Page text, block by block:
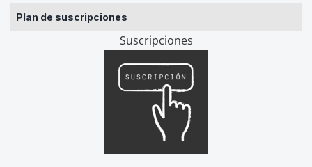
Plan de suscripciones
Suscripciones